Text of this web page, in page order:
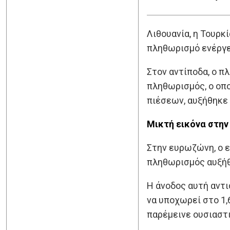
Λιθουανία, η
πληθωρισμό
Στον αντίποδα, ο
πληθωρισμός, ο
πιέσεων,
Μικτή εικόνα
Στην ευρωζώνη, ο
πληθωρισμός
Η άνοδος αυτή
να υποχωρεί στο
παρέμεινε